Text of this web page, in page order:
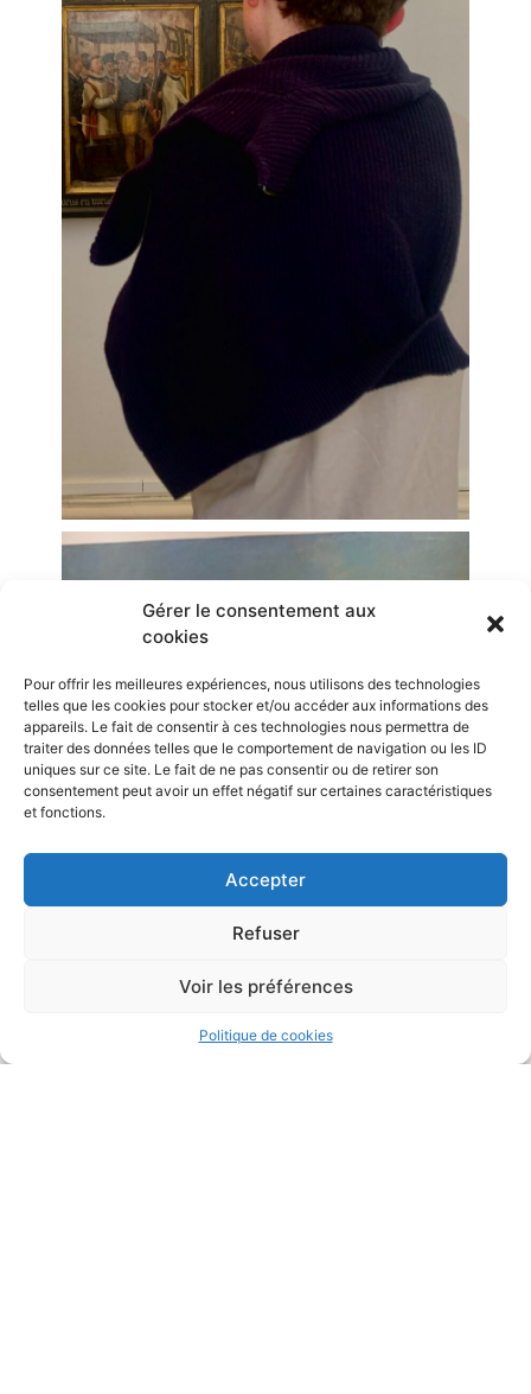
Gérer le consentement aux
cookies
Pour offrir les meilleures expériences, nous utilisons des technologies
telles que les cookies pour stocker et/ou accéder aux informations des
appareils. Le fait de consentir à ces technologies nous permettra de
traiter des données telles que le comportement de navigation ou les ID
uniques sur ce site. Le fait de ne pas consentir ou de retirer son
consentement peut avoir un effet négatif sur certaines caractéristiques
et fonctions.
Accepter
Refuser
Voir les préférences
Politique de cookies